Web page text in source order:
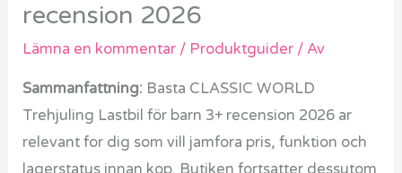
recension 2026
Lämna en kommentar / Produktguider / Av
Sammanfattning: Basta CLASSIC WORLD
Trehjuling Lastbil för barn 3+ recension 2026 ar
relevant for dig som vill jamfora pris, funktion och
lagerstatus innan kop. Butiken fortsatter dessutom